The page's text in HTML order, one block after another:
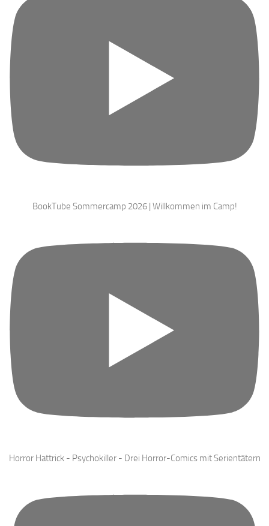
BookTube Sommercamp 2026 | Willkommen im Camp!
Horror Hattrick - Psychokiller - Drei Horror-Comics mit Serientätern